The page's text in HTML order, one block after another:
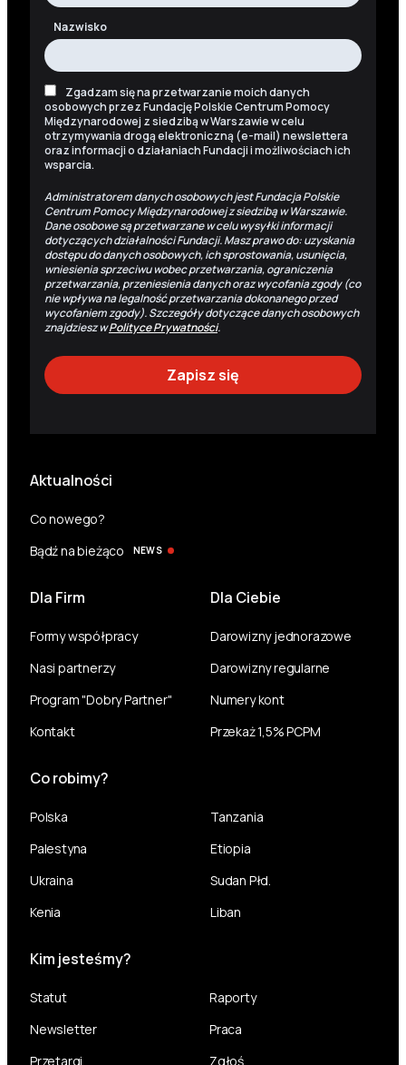
Nazwisko
Zgadzam się na przetwarzanie moich danych
osobowych przez Fundację Polskie Centrum Pomocy
Międzynarodowej z siedzibą w Warszawie w celu
otrzymywania drogą elektroniczną (e-mail) newslettera
oraz informacji o działaniach Fundacji i możliwościach ich
wsparcia.
Administratorem danych osobowych jest Fundacja Polskie
Centrum Pomocy Międzynarodowej z siedzibą w Warszawie.
Dane osobowe są przetwarzane w celu wysyłki informacji
dotyczących działalności Fundacji. Masz prawo do: uzyskania
dostępu do danych osobowych, ich sprostowania, usunięcia,
wniesienia sprzeciwu wobec przetwarzania, ograniczenia
przetwarzania, przeniesienia danych oraz wycofania zgody (co
nie wpływa na legalność przetwarzania dokonanego przed
wycofaniem zgody). Szczegóły dotyczące danych osobowych
znajdziesz wPolityce Prywatności.
Aktualności
Co nowego?
Bądź na bieżąco
NEWS
Dla Firm
Formy współpracy
Nasi partnerzy
Program "Dobry Partner"
Kontakt
Dla Ciebie
Darowizny jednorazowe
Darowizny regularne
Numery kont
Przekaż 1,5% PCPM
Co robimy?
Polska
Palestyna
Ukraina
Kenia
Tanzania
Etiopia
Sudan Płd.
Liban
Kim jesteśmy?
Statut
Raporty
Newsletter
Praca
Przetargi
Zgłoś